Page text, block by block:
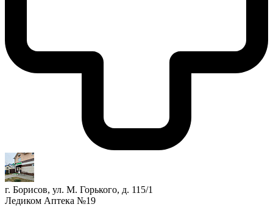
г. Борисов, ул. М. Горького, д. 115/1
Ледиком Аптека №19